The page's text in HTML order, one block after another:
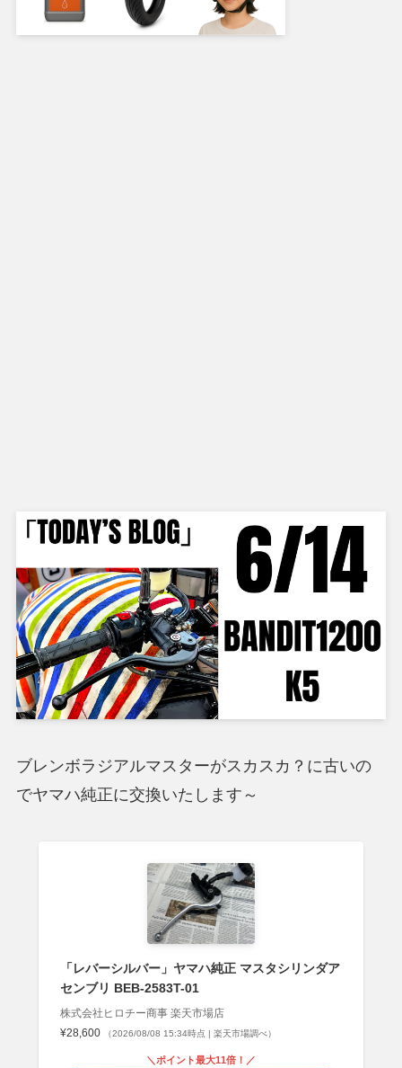
ブレンボラジアルマスターがスカスカ？に古いの
でヤマハ純正に交換いたします～
「レバーシルバー」ヤマハ純正 マスタシリンダア
センブリ BEB-2583T-01
株式会社ヒロチー商事 楽天市場店
¥28,600
（2026/08/08 15:34時点 | 楽天市場調べ）
＼ポイント最大11倍！／